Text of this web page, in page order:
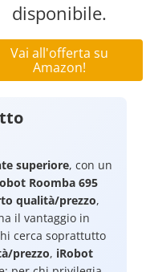
disponibile.
Vai all'offerta su
Amazon!
superiore, con un
Roomba 695
qualità/prezzo,
il vantaggio in
cerca soprattutto
prezzo, iRobot